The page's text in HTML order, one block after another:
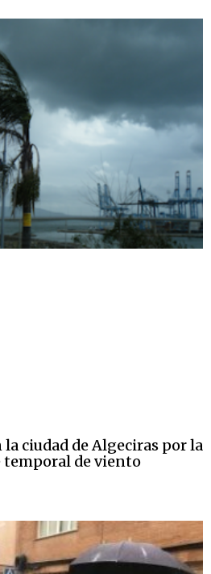
ciudad de Algeciras por la
temporal de viento